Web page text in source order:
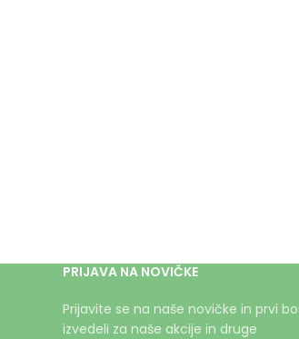
PRIJAVA NA NOVIČKE
Prijavite se na naše novičke in prvi
izvedeli za naše akcije in druge